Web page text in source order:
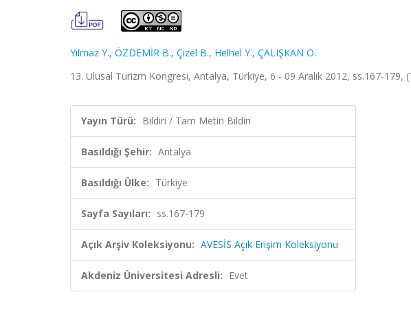
Yılmaz Y., ÖZDEMİR B., Çizel B., Helhel Y., ÇALIŞKAN O.
13. Ulusal Turizm Kongresi, Antalya, Türkiye, 6 - 09 Aralık 2012, ss.167-179,
Yayın Türü: Bildiri / Tam Metin Bildiri
Basıldığı Şehir: Antalya
Basıldığı Ülke: Türkiye
Sayfa Sayıları: ss.167-179
Açık Arşiv Koleksiyonu: AVESİS Açık Erişim Koleksiyonu
Akdeniz Üniversitesi Adresli: Evet